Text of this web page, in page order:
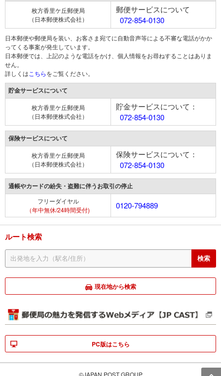
枚方香里ケ丘郵便局
（日本郵便株式会社）
郵便サービスについて
072-854-0130
日本郵便や郵便局を装い、お客さま宛てに自動音声等による不審な電話がかか
ってくる事案が発生しています。
日本郵便では、上記のような電話をかけ、個人情報をお尋ねすることはありま
せん。
詳しくは こちらをご覧ください。
貯金サービスについて
枚方香里ケ丘郵便局
（日本郵便株式会社）
貯金サービスについて：
072-854-0130
保険サービスについて
枚方香里ケ丘郵便局
（日本郵便株式会社）
保険サービスについて：
072-854-0130
通帳やカードの紛失・盗難に伴うお取引の停止
フリーダイヤル
（年中無休/24時間受付)
0120-794889
ルート検索
現在地から検索
PC版はこちら